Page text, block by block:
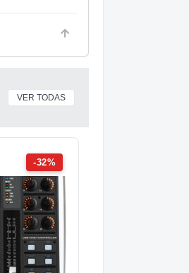
VER TODAS
-32%